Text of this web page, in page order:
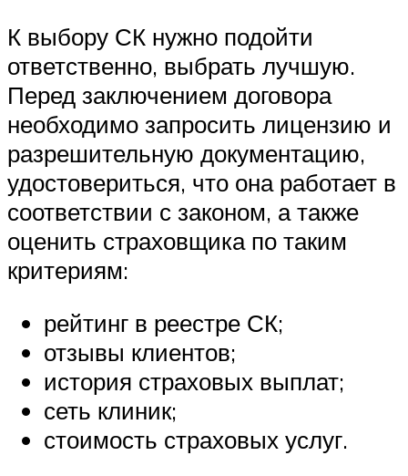
К выбору СК нужно подойти
ответственно, выбрать лучшую.
Перед заключением договора
необходимо запросить лицензию и
разрешительную документацию,
удостовериться, что она работает в
соответствии с законом, а также
оценить страховщика по таким
критериям:
рейтинг в реестре СК;
отзывы клиентов;
история страховых выплат;
сеть клиник;
стоимость страховых услуг.